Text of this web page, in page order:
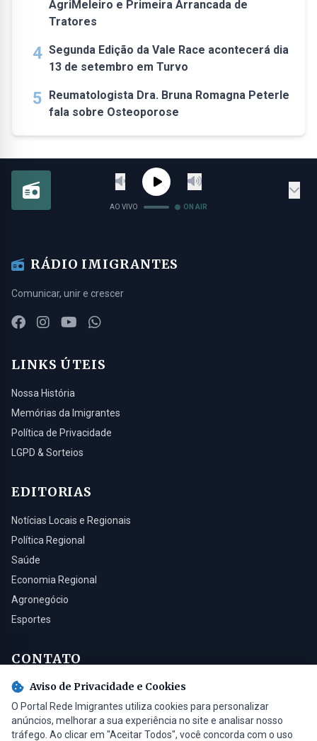
AgriMeleiro e Primeira Arrancada de
Tratores
4 Segunda Edição da Vale Race acontecerá dia
13 de setembro em Turvo
5 Reumatologista Dra. Bruna Romagna Peterle
fala sobre Osteoporose
AO VIVO ON AIR
RÁDIO IMIGRANTES
Comunicar, unir e crescer
LINKS ÚTEIS
Nossa História
Memórias da Imigrantes
Política de Privacidade
LGPD & Sorteios
EDITORIAS
Notícias Locais e Regionais
Política Regional
Saúde
Economia Regional
Agronegócio
Esportes
CONTATO
Turvo - SC, 88930-000
(48) 3525-0321
contato@radioimigrantes.com.br
Aviso de Privacidade e Cookies
O Portal Rede Imigrantes utiliza cookies para personalizar
anúncios, melhorar a sua experiência no site e analisar nosso
tráfego. Ao clicar em "Aceitar Todos", você concorda com o uso